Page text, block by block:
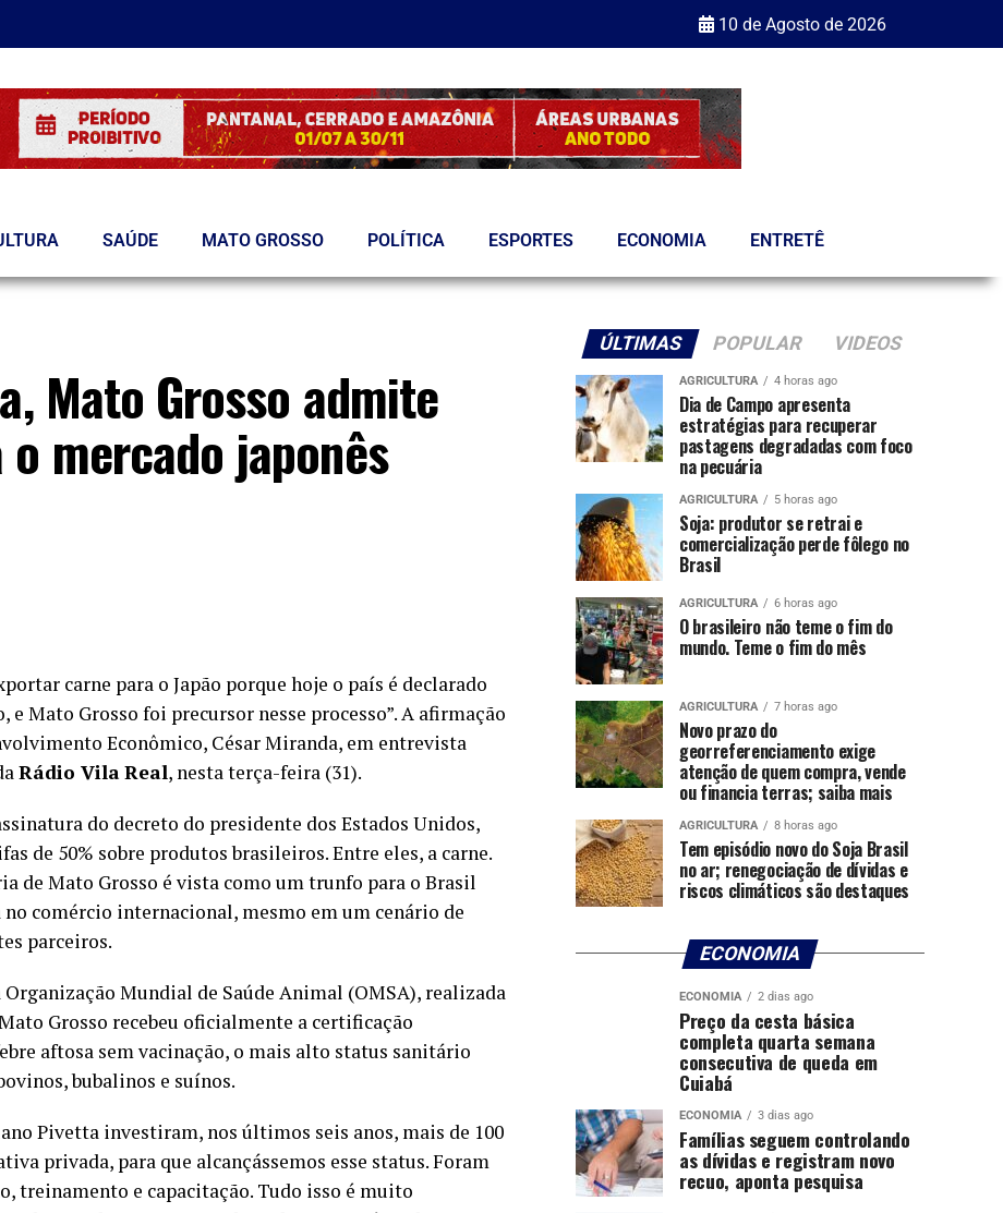
10 de Agosto de 2026
SAÚDE MATO GROSSO POLÍTICA ESPORTES ECONOMIA ENTRETÊ
Mato Grosso admite
mercado japonês
carne para o Japão porque hoje o país é declarado
Mato Grosso foi precursor nesse processo”. A afirmação
Econômico, César Miranda, em entrevista
Rádio VilaReal, nesta terça-feira (31).
do decreto do presidente dos Estados Unidos,
de 50% sobre produtos brasileiros. Entre eles, a carne.
de Mato Grosso é vista como um trunfo para o Brasil
comércio internacional, mesmo em um cenário de
parceiros.
Organização Mundial de Saúde Animal (OMSA), realizada
Grosso recebeu oficialmente a certificação
aftosa sem vacinação, o mais alto status sanitário
bubalinos e suínos.
Pivetta investiram, nos últimos seis anos, mais de 100
privada, para que alcançássemos esse status. Foram
treinamento e capacitação. Tudo isso é muito
ÚLTIMAS POPULAR VIDEOS
AGRICULTURA 4 horas ago
Dia de Campo apresenta
estratégias para recuperar
pastagens degradadas com foco
na pecuária
AGRICULTURA 5 horas ago
Soja: produtor se retrai e
comercialização perde fôlego no
Brasil
AGRICULTURA 6 horas ago
O brasileiro não teme o fim do
mundo. Teme o fim do mês
AGRICULTURA 7 horas ago
Novo prazo do
georreferenciamento exige
atenção de quem compra, vende
ou financia terras; saiba mais
AGRICULTURA 8 horas ago
Tem episódio novo do Soja Brasil
no ar; renegociação de dívidas e
riscos climáticos são destaques
ECONOMIA
ECONOMIA 2 dias ago
Preço da cesta básica
completa quarta semana
consecutiva de queda em
Cuiabá
ECONOMIA 3 dias ago
Famílias seguem controlando
as dívidas e registram novo
recuo, aponta pesquisa